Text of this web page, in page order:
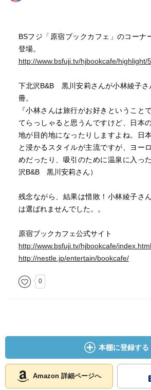
BSフジ「原宿ブックカフェ」のコーナ
登場。
http://www.bsfuji.tv/hjbookcafe/highlight/
下北沢B&B 黒川安莉さんが小林綾子さ
冊。
『小林さんは旅行がお好きということ
てらっしゃると思うんですけど、日本
地が目的地になったりしますよね。日
と浸かるスタイルが主流ですが、ヨー
めだったり、吸引のために温泉に入っ
沢B&B 黒川安莉さん）
残念ながら、結果は惜敗！小林綾子さ
は選ばれませんでした。。
原宿ブックカフェ公式サイト
http://www.bsfuji.tv/hjbookcafe/index.html
http://nestle.jp/entertain/bookcafe/
0
本棚に登録する
Amazon 詳細ページへ